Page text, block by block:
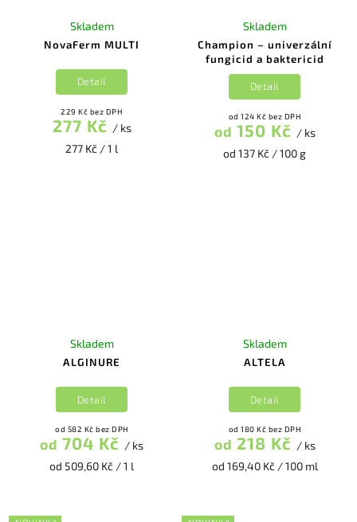
NovaFerm MULTI
Skladem
229 Kč bez DPH
277 Kč / ks
277 Kč / 1 l
Detail
Champion – univerzální
fungicid a baktericid
Skladem
od 124 Kč bez DPH
od 150 Kč / ks
od 137 Kč / 100 g
Detail
ALGINURE
Skladem
od 582 Kč bez DPH
od 704 Kč / ks
od 509,60 Kč / 1 l
Detail
ALTELA
Skladem
od 180 Kč bez DPH
od 218 Kč / ks
od 169,40 Kč / 100 ml
Detail